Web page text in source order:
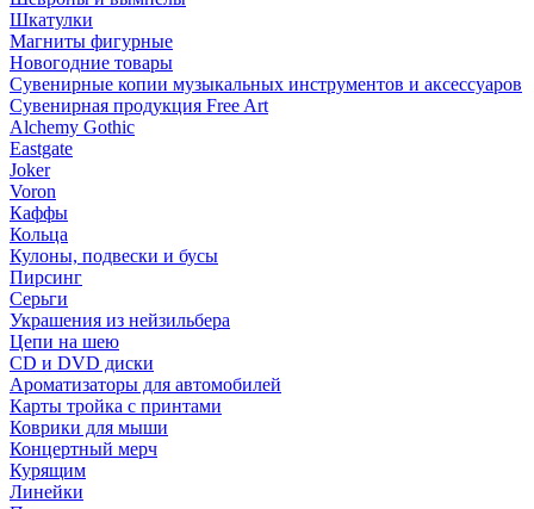
Шкатулки
Магниты фигурные
Новогодние товары
Сувенирные копии музыкальных инструментов и аксессуаров
Сувенирная продукция Free Art
Alchemy Gothic
Eastgate
Joker
Voron
Каффы
Кольца
Кулоны, подвески и бусы
Пирсинг
Серьги
Украшения из нейзильбера
Цепи на шею
CD и DVD диски
Ароматизаторы для автомобилей
Карты тройка с принтами
Коврики для мыши
Концертный мерч
Курящим
Линейки